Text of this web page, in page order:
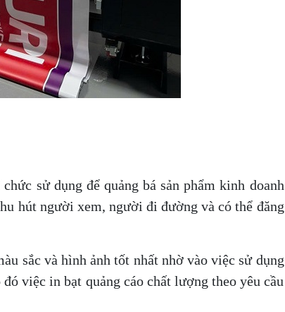
sử dụng để quảng bá sản phẩm kinh doanh
hút người xem, người đi đường và có thể đăng
sắc và hình ảnh tốt nhất nhờ vào việc sử dụng
việc in bạt quảng cáo chất lượng theo yêu cầu